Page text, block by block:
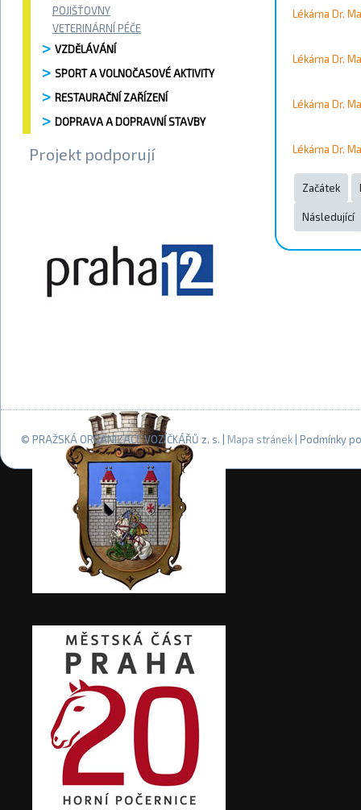
POJIŠŤOVNY
VETERINÁRNÍ PÉČE
VZDĚLÁVÁNÍ
SPORT A VOLNOČASOVÉ AKTIVITY
RESTAURAČNÍ ZAŘÍZENÍ
DOPRAVA A DOPRAVNÍ STAVBY
Projekt podporují
Lékárna Dr.
Lékárna Dr.
Lékárna Dr.
Lékárna Dr.
Začátek
Následující
© PRAŽSKÁ ORGANIZACE VOZÍČKÁŘŮ z. s. | Mapa stránek | Podmínky